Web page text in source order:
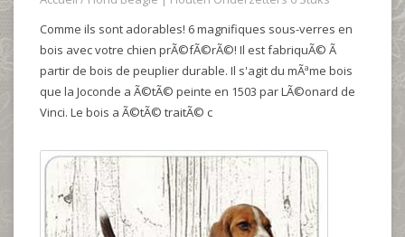
Comme ils sont adorables! 6 magnifiques sous-verres en
bois avec votre chien prÃ©fÃ©rÃ©! Il est fabriquÃ© Ã
partir de bois de peuplier durable. Il s'agit du mÃªme bois
que la Joconde a Ã©tÃ© peinte en 1503 par LÃ©onard de
Vinci. Le bois a Ã©tÃ© traitÃ© c